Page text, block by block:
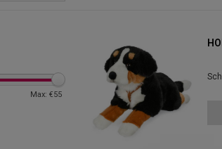
Max: €55